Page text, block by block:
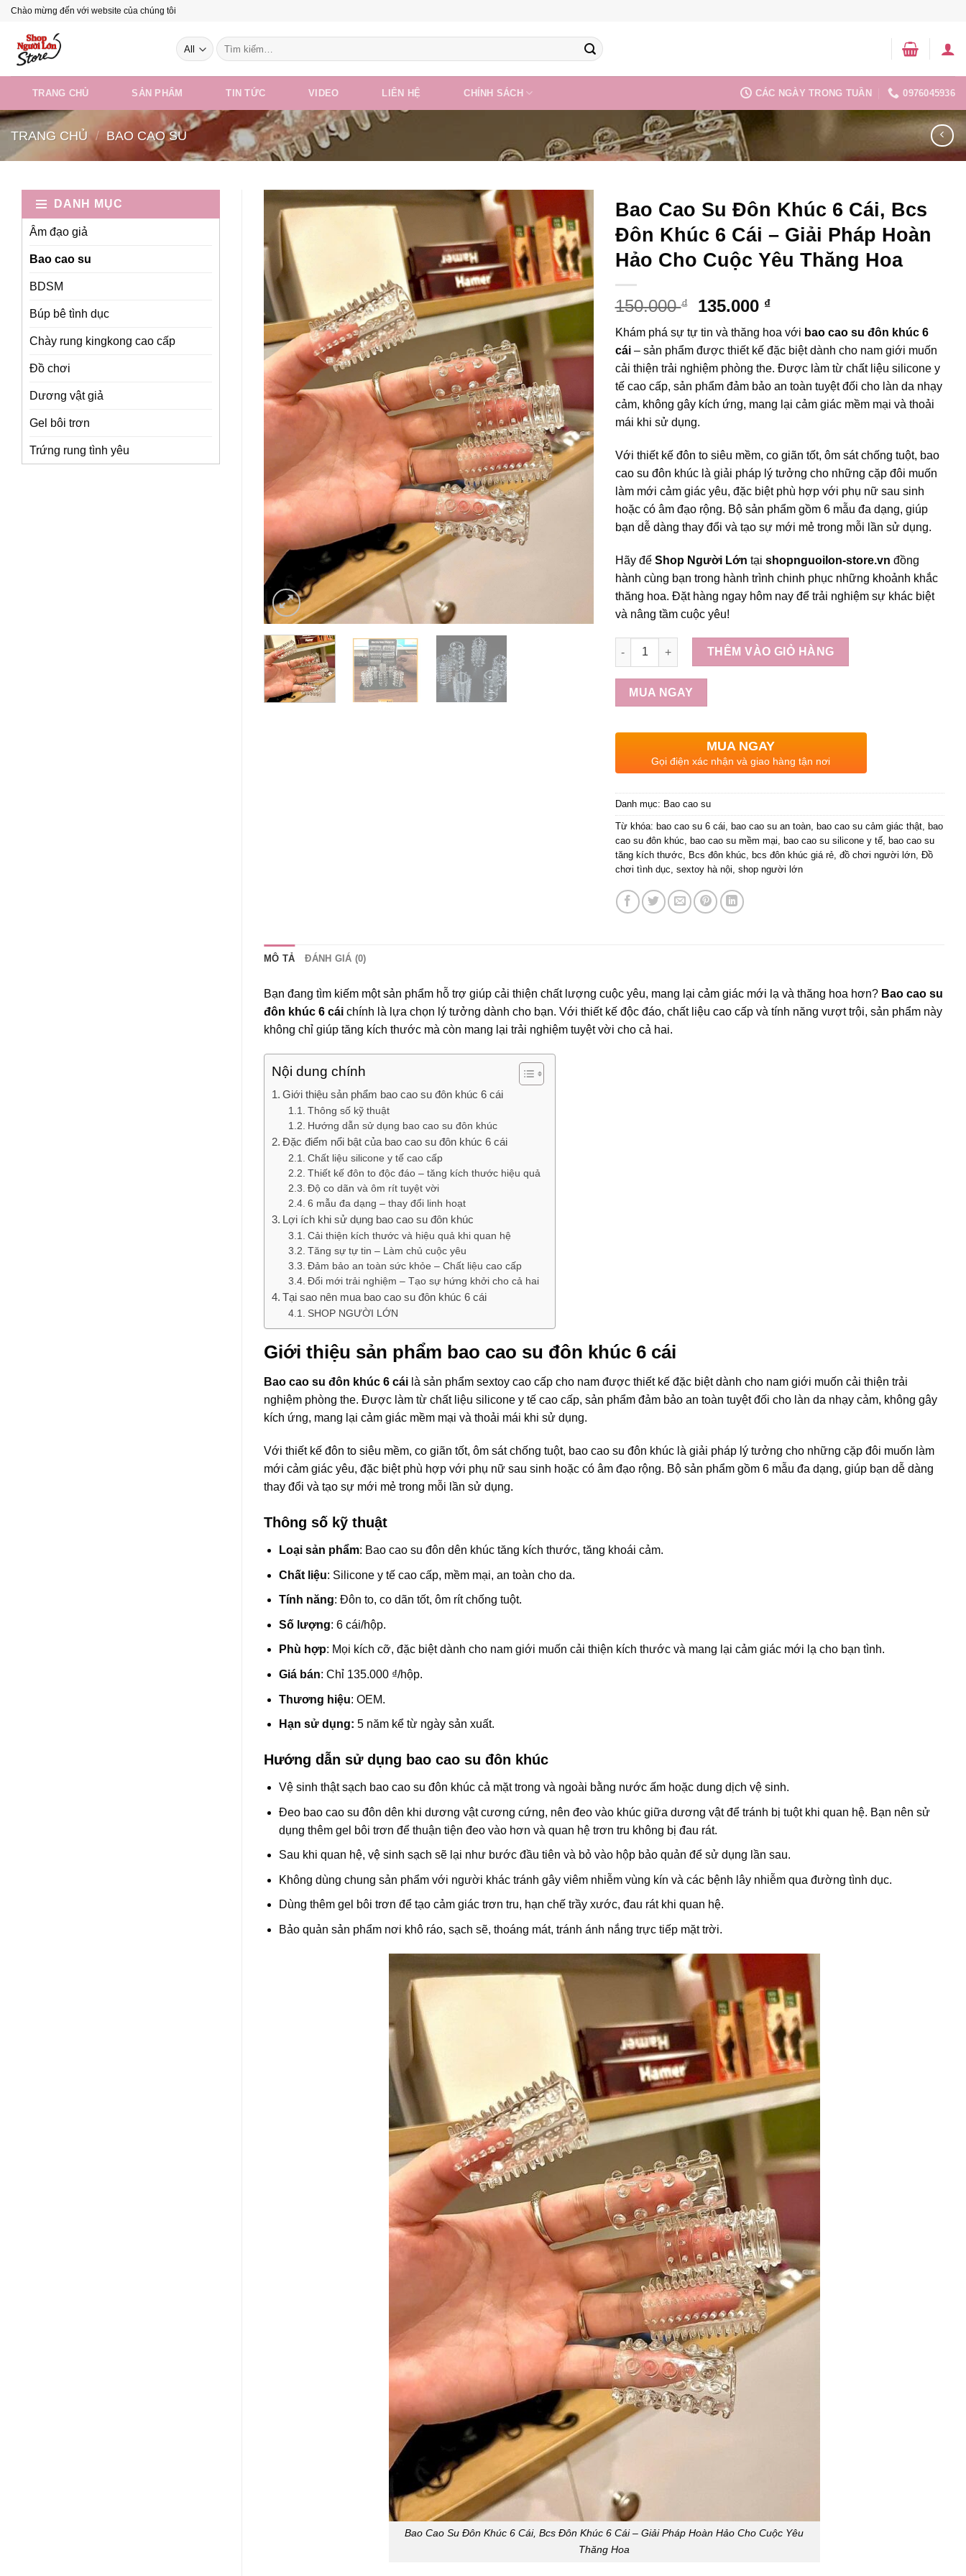
Skip
content
Chào mừng đến với website của chúng tôi
Tìm
kiếm:
TRANG CHỦ SẢN PHẨM TIN TỨC VIDEO LIÊN HỆ CHÍNH SÁCH CÁC NGÀY TRONG TUẦN 0976045936
TRANG CHỦ / BAO CAO SU
DANH MỤC
Âm đạo giả
Bao cao su
BDSM
Búp bê tình dục
Chày rung kingkong cao cấp
Đồ chơi
Dương vật giả
Gel bôi trơn
Trứng rung tình yêu
Bao Cao Su Đôn Khúc 6 Cái, Bcs
Đôn Khúc 6 Cái – Giải Pháp Hoàn
Hảo Cho Cuộc Yêu Thăng Hoa
150.000₫ 135.000 ₫
Khám phá sự tự tin và thăng hoa với bao cao su đôn khúc 6
cái– sản phẩm được thiết kế đặc biệt dành cho nam giới muốn
cải thiện trải nghiệm phòng the. Được làm từ chất liệu silicone y
tế cao cấp, sản phẩm đảm bảo an toàn tuyệt đối cho làn da nhạy
cảm, không gây kích ứng, mang lại cảm giác mềm mại và thoải
mái khi sử dụng.
Với thiết kế đôn to siêu mềm, co giãn tốt, ôm sát chống tuột, bao
cao su đôn khúc là giải pháp lý tưởng cho những cặp đôi muốn
làm mới cảm giác yêu, đặc biệt phù hợp với phụ nữ sau sinh
hoặc có âm đạo rộng. Bộ sản phẩm gồm 6 mẫu đa dạng, giúp
bạn dễ dàng thay đổi và tạo sự mới mẻ trong mỗi lần sử dụng.
Hãy để Shop Người Lớn tại shopnguoilon-store.vn đồng
hành cùng bạn trong hành trình chinh phục những khoảnh khắc
thăng hoa. Đặt hàng ngay hôm nay để trải nghiệm sự khác biệt
và nâng tầm cuộc yêu!
Số lượng THÊM VÀO GIỎ HÀNG
MUA NGAY
MUA NGAY
Gọi điện xác nhận và giao hàng tận nơi
Danh mục: Bao cao su
Từ khóa: bao cao su 6 cái bao cao su an toàn, bao cao su cảm giác thật,
bao
cao su đôn khúc
bao cao su mềm mại bao cao su silicone y tế,
bao cao su
tăng kích thước
Bcs đôn khúc bcs đôn khúc giá rẻ, đồ chơi người lớn, Đồ
chơi tình dục sextoy hà nội shop người lớn
MÔ TẢ ĐÁNH GIÁ (0)
Bạn đang tìm kiếm một sản phẩm hỗ trợ giúp cải thiện chất lượng cuộc yêu, mang lại cảm giác mới lạ và thăng hoa hơn? Bao cao su
đôn khúc 6 cái chính là lựa chọn lý tưởng dành cho bạn. Với thiết kế độc đáo, chất liệu cao cấp và tính năng vượt trội, sản phẩm này
không chỉ giúp tăng kích thước mà còn mang lại trải nghiệm tuyệt vời cho cả hai.
Nội dung chính
Giới thiệu sản phẩm bao cao su đôn khúc 6 cái
Thông số kỹ thuật
Hướng dẫn sử dụng bao cao su đôn khúc
Đặc điểm nổi bật của bao cao su đôn khúc 6 cái
Chất liệu silicone y tế cao cấp
Thiết kế đôn to độc đáo – tăng kích thước hiệu quả
Độ co dãn và ôm rít tuyệt vời
6 mẫu đa dạng – thay đổi linh hoạt
Lợi ích khi sử dụng bao cao su đôn khúc
Cải thiện kích thước và hiệu quả khi quan hệ
Tăng sự tự tin – Làm chủ cuộc yêu
Đảm bảo an toàn sức khỏe – Chất liệu cao cấp
Đổi mới trải nghiệm – Tạo sự hứng khởi cho cả hai
Tại sao nên mua bao cao su đôn khúc 6 cái
SHOP NGƯỜI LỚN
Giới thiệu sản phẩm bao cao su đôn khúc 6 cái
Bao cao su đôn khúc 6 cái là sản phẩm sextoy cao cấp cho nam được thiết kế đặc biệt dành cho nam giới muốn cải thiện trải
nghiệm phòng the. Được làm từ chất liệu silicone y tế cao cấp, sản phẩm đảm bảo an toàn tuyệt đối cho làn da nhạy cảm, không gây
kích ứng, mang lại cảm giác mềm mại và thoải mái khi sử dụng.
Với thiết kế đôn to siêu mềm, co giãn tốt, ôm sát chống tuột, bao cao su đôn khúc là giải pháp lý tưởng cho những cặp đôi muốn làm
mới cảm giác yêu, đặc biệt phù hợp với phụ nữ sau sinh hoặc có âm đạo rộng. Bộ sản phẩm gồm 6 mẫu đa dạng, giúp bạn dễ dàng
thay đổi và tạo sự mới mẻ trong mỗi lần sử dụng.
Thông số kỹ thuật
Loại sản phẩm: Bao cao su đôn dên khúctăng kích thước, tăng khoái cảm.
Chất liệu: Silicone y tế cao cấp, mềm mại, an toàn cho da.
Tính năng: Đôn to, co dãn tốt, ôm rít chống tuột.
Số lượng: 6 cái/hộp.
Phù hợp: Mọi kích cỡ, đặc biệt dành cho nam giới muốn cải thiện kích thước và mang lại cảm giác mới lạ cho bạn tình.
Giá bán: Chỉ 135.000 ₫/hộp.
Thương hiệu: OEM.
Hạn sử dụng: 5 năm kể từ ngày sản xuất.
Hướng dẫn sử dụng bao cao su đôn khúc
Vệ sinh thật sạch bao cao su đôn khúccả mặt trong và ngoài bằng nước ấm hoặc dung dịch vệ sinh.
Đeo bao cao su đôn dên khi dương vật cương cứng, nên đeo vào khúc giữa dương vật để tránh bị tuột khi quan hệ. Bạn nên sử
dụng thêm gel bôi trơn để thuận tiện đeo vào hơn và quan hệ trơn tru không bị đau rát.
Sau khi quan hệ, vệ sinh sạch sẽ lại như bước đầu tiên và bỏ vào hộp bảo quản để sử dụng lần sau.
Không dùng chung sản phẩm với người khác tránh gây viêm nhiễm vùng kín và các bệnh lây nhiễm qua đường tình dục.
Dùng thêm gel bôi trơn để tạo cảm giác trơn tru, hạn chế trầy xước, đau rát khi quan hệ.
Bảo quản sản phẩm nơi khô ráo, sạch sẽ, thoáng mát, tránh ánh nắng trực tiếp mặt trời.
Bao Cao Su Đôn Khúc 6 Cái, Bcs Đôn Khúc 6 Cái – Giải Pháp Hoàn Hảo Cho Cuộc Yêu
Thăng Hoa